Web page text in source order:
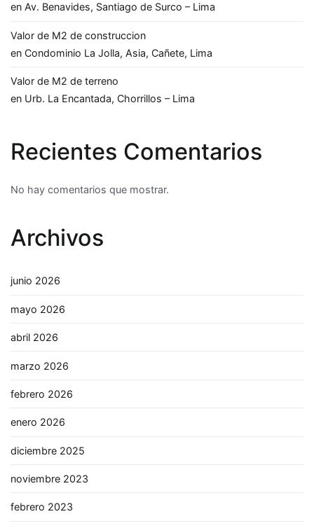
en Av. Benavides, Santiago de Surco – Lima
Valor de M2 de construccion
en Condominio La Jolla, Asia, Cañete, Lima
Valor de M2 de terreno
en Urb. La Encantada, Chorrillos – Lima
Recientes Comentarios
No hay comentarios que mostrar.
Archivos
junio 2026
mayo 2026
abril 2026
marzo 2026
febrero 2026
enero 2026
diciembre 2025
noviembre 2023
febrero 2023